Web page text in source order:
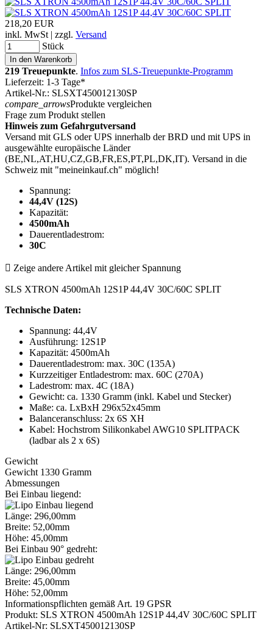
218,20 EUR
inkl. MwSt | zzgl. Versand
Stück
219 Treuepunkte. Infos zum SLS-Treuepunkte-Programm
Lieferzeit: 1-3 Tage*
Artikel-Nr.: SLSXT450012130SP
compare_arrowsProdukte vergleichen
Frage zum Produkt stellen
Hinweis zum Gefahrgutversand
Versand mit GLS oder UPS innerhalb der BRD und mit UPS in
ausgewählte europäische Länder
(BE,NL,AT,HU,CZ,GB,FR,ES,PT,PL,DK,IT). Versand in die
Schweiz mit "meineinkauf.ch" möglich!
Spannung:
44,4V (12S)
Kapazität:
4500mAh
Dauerentladestrom:
30C
 Zeige andere Artikel mit gleicher Spannung
SLS XTRON 4500mAh 12S1P 44,4V 30C/60C SPLIT
Technische Daten:
Spannung: 44,4V
Ausführung: 12S1P
Kapazität: 4500mAh
Dauerentladestrom: max. 30C (135A)
Kurzzeitiger Entladestrom: max. 60C (270A)
Ladestrom: max. 4C (18A)
Gewicht: ca. 1330 Gramm (inkl. Kabel und Stecker)
Maße: ca. LxBxH 296x52x45mm
Balanceranschluss: 2x 6S XH
Kabel: Hochstrom Silikonkabel AWG10 SPLITPACK
(ladbar als 2 x 6S)
Gewicht
Gewicht 1330 Gramm
Abmessungen
Bei Einbau liegend:
Länge: 296,00mm
Breite: 52,00mm
Höhe: 45,00mm
Bei Einbau 90° gedreht:
Länge: 296,00mm
Breite: 45,00mm
Höhe: 52,00mm
Informationspflichten gemäß Art. 19 GPSR
Produkt: SLS XTRON 4500mAh 12S1P 44,4V 30C/60C SPLIT
Artikel-Nr: SLSXT450012130SP